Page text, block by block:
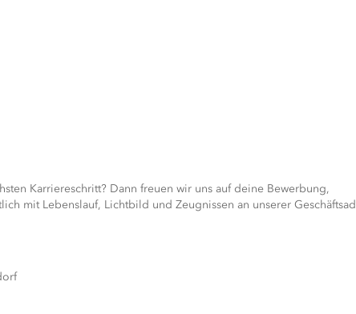
Karriereschritt? Dann freuen wir uns auf deine Bewerbung,
mit Lebenslauf, Lichtbild und Zeugnissen an unserer